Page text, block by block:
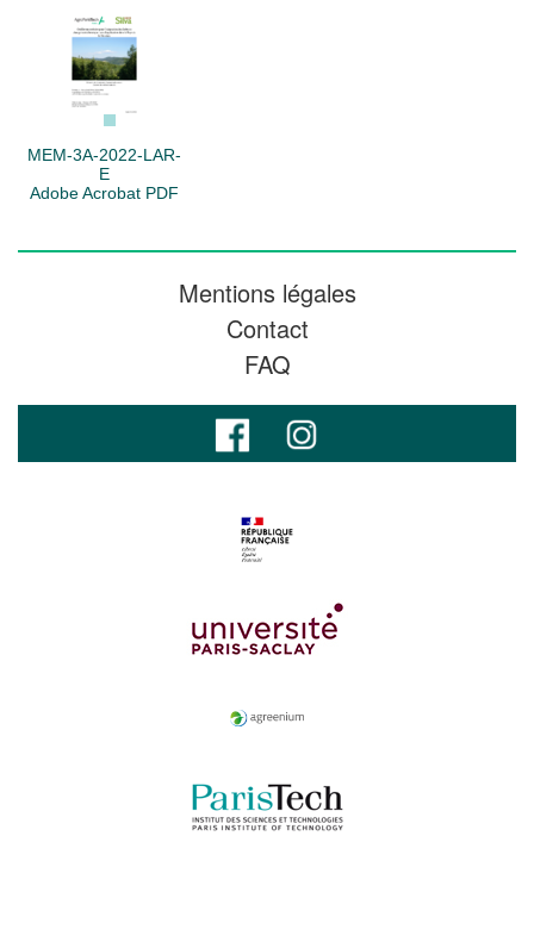
MEM-3A-2022-LAR-
E
Adobe Acrobat PDF
Mentions légales
Contact
FAQ